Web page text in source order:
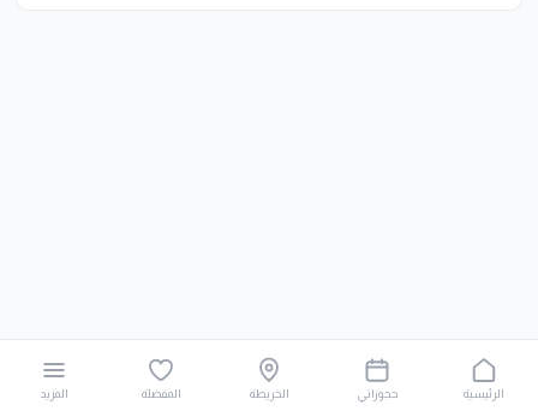
الرئيسية حجوزاتي الخريطة المفضلة المزيد